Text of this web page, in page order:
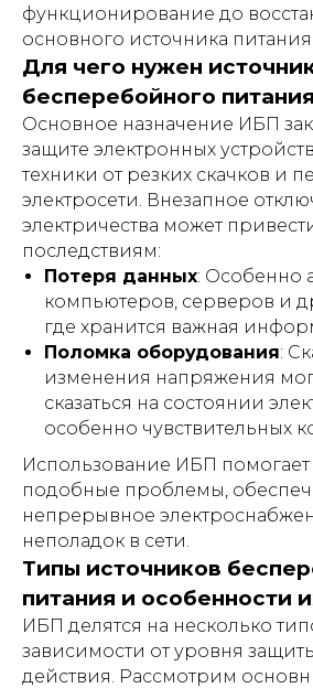
функционирование до
основного источника питания.
Для чего нужен
бесперебойного
Основное назначение ИБП
защите электронных
техники от резких скачков и
электросети. Внезапное
электричества может
последствиям:
Потеря данных: Особенно
компьютеров, серверов и
где хранится важная
Поломка оборудования:
изменения напряжения
сказаться на состоянии
особенно чувствительных
Использование ИБП помогает
подобные проблемы,
непрерывное
неполадок в сети.
Типы источников
питания и особенности
ИБП делятся на несколько
зависимости от уровня
действия. Рассмотрим